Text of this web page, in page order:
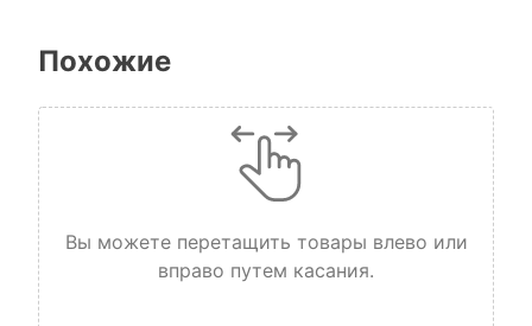
Похожие
Вы можете перетащить товары влево или
вправо путем касания.